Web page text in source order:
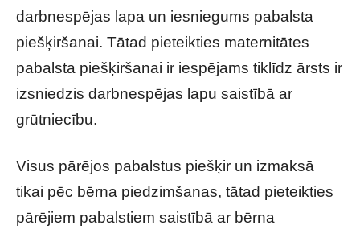
darbnespējas lapa un iesniegums pabalsta
piešķiršanai. Tātad pieteikties maternitātes
pabalsta piešķiršanai ir iespējams tiklīdz ārsts ir
izsniedzis darbnespējas lapu saistībā ar
grūtniecību.
Visus pārējos pabalstus piešķir un izmaksā
tikai pēc bērna piedzimšanas, tātad pieteikties
pārējiem pabalstiem saistībā ar bērna